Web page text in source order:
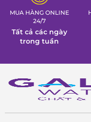
MUA HÀNG ONLINE
24/7
Tất cả các ngày
trong tuần